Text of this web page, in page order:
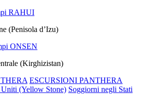
RAHUI
(Penisola d’Izu)
ONSEN
(Kirghizistan)
ESCURSIONI PANTHERA
(Yellow Stone) Soggiorni negli Stati